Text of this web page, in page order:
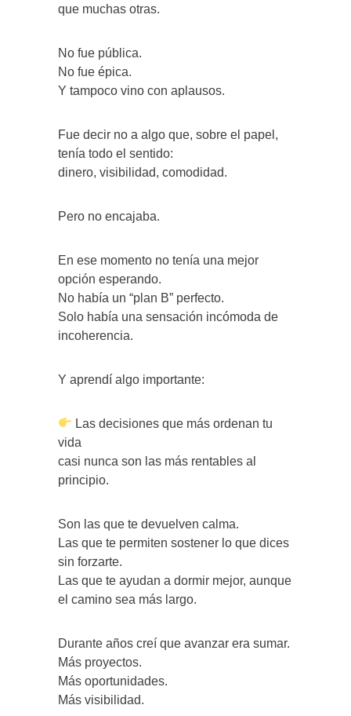
que muchas otras.
No fue pública.
No fue épica.
Y tampoco vino con aplausos.
Fue decir no a algo que, sobre el papel,
tenía todo el sentido:
dinero, visibilidad, comodidad.
Pero no encajaba.
En ese momento no tenía una mejor
opción esperando.
No había un “plan B” perfecto.
Solo había una sensación incómoda de
incoherencia.
Y aprendí algo importante:
Las decisiones que más ordenan tu
vida
casi nunca son las más rentables al
principio.
Son las que te devuelven calma.
Las que te permiten sostener lo que dices
sin forzarte.
Las que te ayudan a dormir mejor, aunque
el camino sea más largo.
Durante años creí que avanzar era sumar.
Más proyectos.
Más oportunidades.
Más visibilidad.